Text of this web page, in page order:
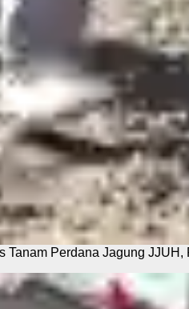
Tanam Perdana Jagung